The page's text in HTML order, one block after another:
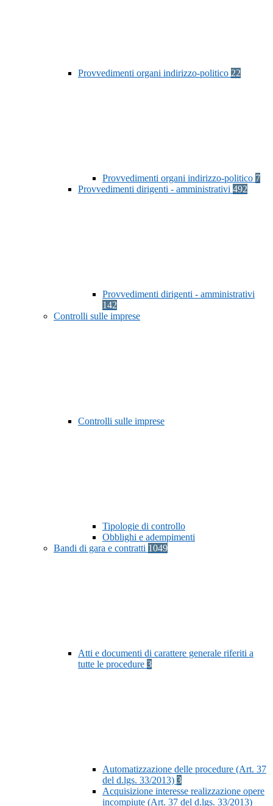
Provvedimenti organi indirizzo-politico 22
Provvedimenti organi indirizzo-politico 7
Provvedimenti dirigenti - amministrativi 492
Provvedimenti dirigenti - amministrativi
142
Controlli sulle imprese
Controlli sulle imprese
Tipologie di controllo
Obblighi e adempimenti
Bandi di gara e contratti 1049
Atti e documenti di carattere generale riferiti a
tutte le procedure 3
Automatizzazione delle procedure (Art. 37
del d.lgs. 33/2013) 3
Acquisizione interesse realizzazione opere
incompiute (Art. 37 del d.lgs. 33/2013)